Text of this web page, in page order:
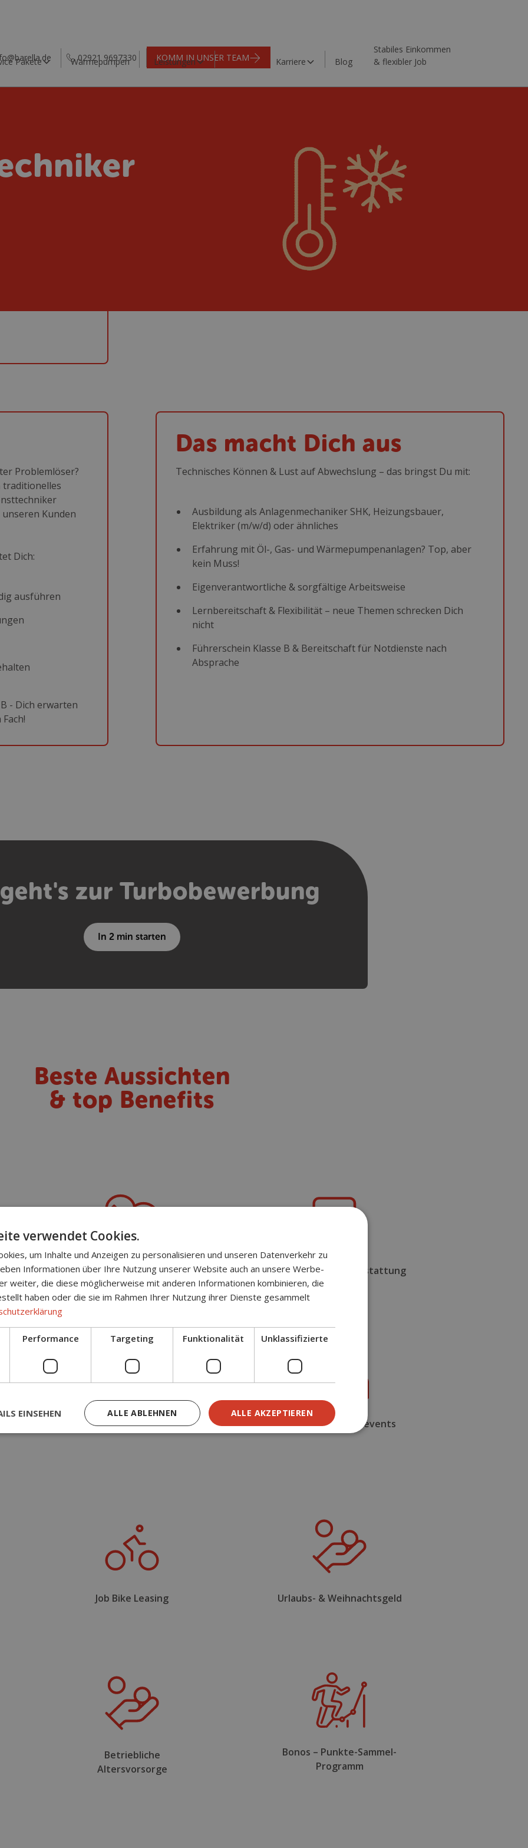
Pakete Wärmepumpen Leistungen Service Karriere Blog
02921 9697330 KOMM IN UNSER TEAM
Stabiles Einkommen
& flexibler Job
Problemlöser?
traditionelles
Kunden
Dich:
ausführen
- Dich erwarten
Das macht Dich aus
Technisches Können & Lust auf Abwechslung – das bringst Du mit:
Ausbildung als Anlagenmechaniker SHK, Heizungsbauer,
Elektriker (m/w/d) oder ähnliches
Erfahrung mit Öl-, Gas- und Wärmepumpenanlagen? Top, aber
kein Muss!
Eigenverantwortliche & sorgfältige Arbeitsweise
Lernbereitschaft & Flexibilität – neue Themen schrecken Dich
nicht
Führerschein Klasse B & Bereitschaft für Notdienste nach
Absprache
zur Turbobewerbung
In 2 min starten
Beste Aussichten
& top Benefits
30 Tage Urlaub hochwertige IT-Ausstattung
Weiterbildungen Großartige Teamevents
Job Bike Leasing Urlaubs- & Weihnachtsgeld
Betriebliche
Altersvorsorge
Bonos – Punkte-Sammel-
Programm
verwendet Cookies.
um Inhalte und Anzeigen zu personalisieren und unseren Datenverkehr zu
Informationen über Ihre Nutzung unserer Website auch an unsere Werbe-
weiter, die diese möglicherweise mit anderen Informationen kombinieren, die
haben oder die sie im Rahmen Ihrer Nutzung ihrer Dienste gesammelt
Performance Targeting Funktionalität Unklassifizierte
ALLE AKZEPTIEREN
ALLE ABLEHNEN
EINSEHEN